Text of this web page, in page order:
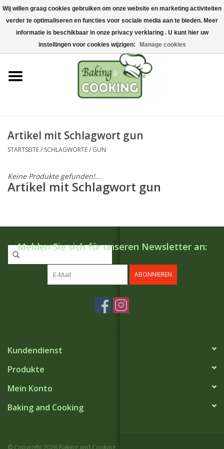
Startseite
Koch-&Backutensilien
Maschinen & Teile
Edelstahl
Rohstoffe & Präsentation
Artikel mit Schlagwort gun
STARTSEITE/ SCHLAGWORTE/ GUN
Keine Produkte gefunden!...
Artikel mit Schlagwort gun
Melden Sie sich für unseren Newsletter an:
ABONNIEREN
Kundendienst
Produkte
Mein Konto
Baking and Cooking
© Copyright 2026 Baking and Cooking
Wij willen graag cookies gebruiken om onze website en marketing activiteiten
verder te optimaliseren en functies voor sociale media aan te bieden. Meer
informatie is beschikbaar in onze privacy verklaring . U kunt hier uw
instellingen voor cookies wijzigen:
Manage cookies